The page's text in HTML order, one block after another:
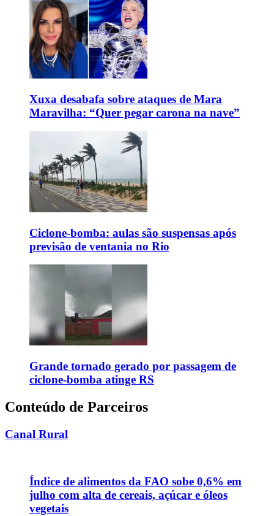
Xuxa desabafa sobre ataques de Mara
Maravilha: “Quer pegar carona na nave”
Ciclone-bomba: aulas são suspensas após
previsão de ventania no Rio
Grande tornado gerado por passagem de
ciclone-bomba atinge RS
Conteúdo de Parceiros
Canal Rural
Índice de alimentos da FAO sobe 0,6% em
julho com alta de cereais, açúcar e óleos
vegetais